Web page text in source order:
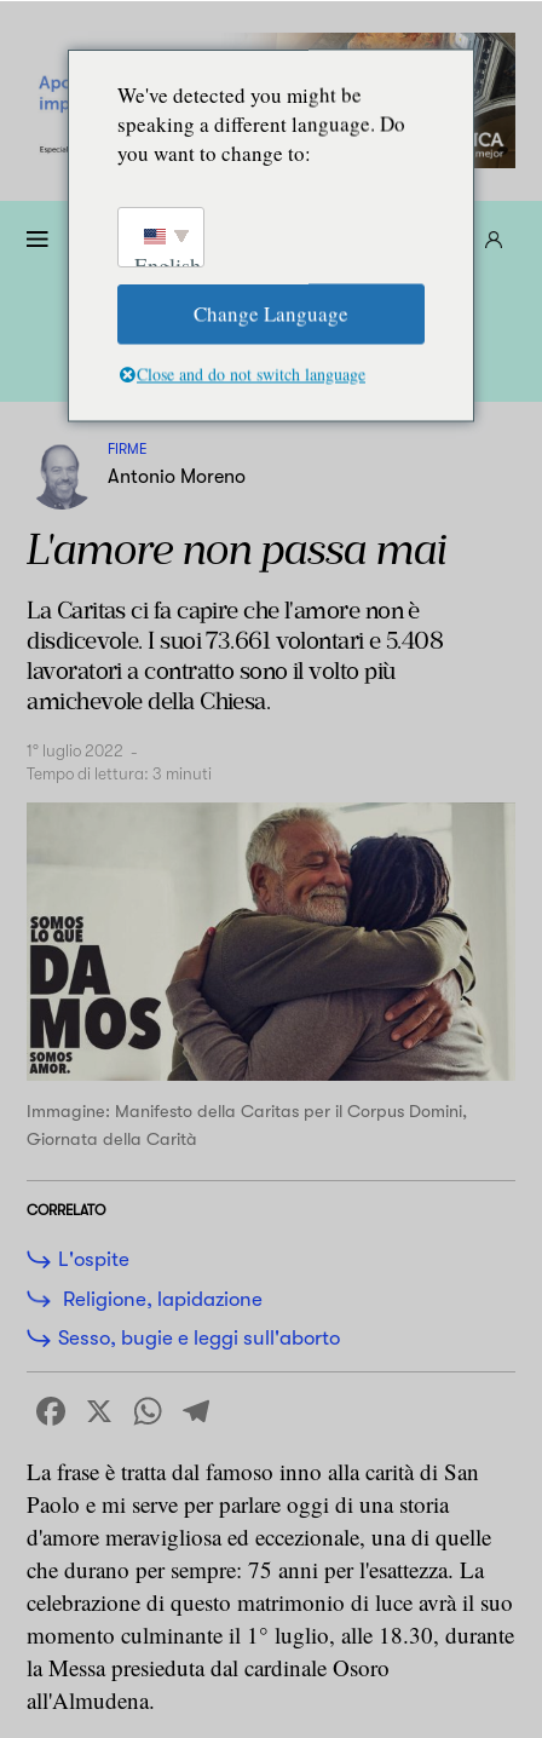
FIRME
Antonio Moreno
L'amore non passa mai
La Caritas ci fa capire che l'amore non è
disdicevole. I suoi 73.661 volontari e 5.408
lavoratori a contratto sono il volto più
amichevole della Chiesa.
1° luglio 2022 -
Tempo di lettura: 3 minuti
Immagine: Manifesto della Caritas per il Corpus Domini,
Giornata della Carità
CORRELATO
L'ospite
Religione, lapidazione
Sesso, bugie e leggi sull'aborto
Facebook
X WhatsApp
La frase è tratta dal famoso inno alla carità di San
Paolo e mi serve per parlare oggi di una storia
d'amore meravigliosa ed eccezionale, una di quelle
che durano per sempre: 75 anni per l'esattezza. La
celebrazione di questo matrimonio di luce avrà il suo
momento culminante il 1° luglio, alle 18.30, durante
la Messa presieduta dal cardinale Osoro
all'Almudena.
We've detected you might be
speaking a different language. Do
you want to change to:
English
Change Language
Close and do not switch language